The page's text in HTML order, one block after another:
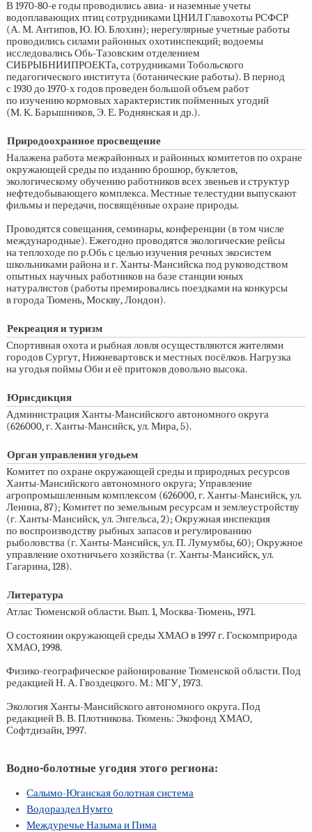
В 1970-80-е годы проводились авиа- и наземные учеты
водоплавающих птиц сотрудниками ЦНИЛ Главохоты РСФСР
(А. М. Антипов, Ю. Ю. Блохин); нерегулярные учетные работы
проводились силами районных охотинспекций; водоемы
исследовались Обь-Тазовским отделением
СИБРЫБНИИПРОЕКТа, сотрудниками Тобольского
педагогического института (ботанические работы). В период
с 1930 до 1970-хгодов проведен большой объем работ
по изучению кормовых характеристик пойменных угодий
(М. К. Барышников, Э. Е. Роднянская и др.).
Природоохранное просвещение
Налажена работа межрайонных и районных комитетов по охране
окружающей среды по изданию брошюр, буклетов,
экологическому обучению работников всех звеньев и структур
нефтедобывающего комплекса. Местные телестудии выпускают
фильмы и передачи, посвящённые охране природы.
Проводятся совещания, семинары, конференции (в том числе
международные). Ежегодно проводятся экологические рейсы
на теплоходе по р.Обь с целью изучения речных экосистем
школьниками района и г. Ханты-Мансийска под руководством
опытных научных работников на базе станции юных
натуралистов (работы премировались поездками на конкурсы
в города Тюмень, Москву, Лондон).
Рекреация и туризм
Спортивная охота и рыбная ловля осуществляются жителями
городов Сургут, Нижневартовск и местных посёлков. Нагрузка
на угодья поймы Оби и её притоков довольно высока.
Юрисдикция
Администрация Ханты-Мансийского автономного округа
(626000, г. Ханты-Мансийск, ул. Мира, 5).
Орган управления угодьем
Комитет по охране окружающей среды и природных ресурсов
Ханты-Мансийского автономного округа; Управление
агропромышленным комплексом (626000, г. Ханты-Мансийск, ул.
Ленина, 87); Комитет по земельным ресурсам и землеустройству
(г. Ханты-Мансийск, ул. Энгельса, 2); Окружная инспекция
по воспроизводству рыбных запасов и регулированию
рыболовства (г. Ханты-Мансийск, ул. П. Лумумбы, 60); Окружное
управление охотничьего хозяйства (г. Ханты-Мансийск, ул.
Гагарина, 128).
Литература
Атлас Тюменской области. Вып. 1, Москва-Тюмень, 1971.
О состоянии окружающей среды ХМАО в 1997 г. Госкомприрода
ХМАО, 1998.
Физико-географическое районирование Тюменской области. Под
редакцией Н. А. Гвоздецкого. М.: МГУ, 1973.
Экология Ханты-Мансийского автономного округа. Под
редакцией В. В. Плотникова. Тюмень: Экофонд ХМАО,
Софтдизайн, 1997.
Водно-болотные угодия этого региона:
Салымо-Юганская болотная система
Водораздел Нумто
Междуречье Назыма и Пима